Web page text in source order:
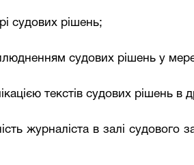
судових рішень;
судових рішень у
текстів судових рішень в
журналіста в залі судового